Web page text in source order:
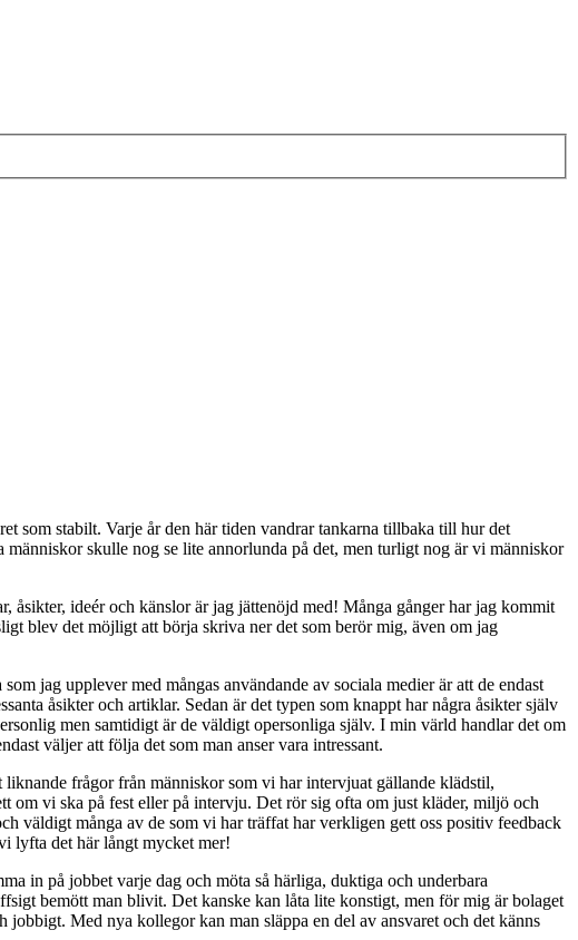
som stabilt. Varje år den här tiden vandrar tankarna tillbaka till hur det
skulle nog se lite annorlunda på det, men turligt nog är vi människor
ideér och känslor är jag jättenöjd med! Många gånger har jag kommit
blev det möjligt att börja skriva ner det som berör mig, även om jag
jag upplever med mångas användande av sociala medier är att de endast
åsikter och artiklar. Sedan är det typen som knappt har några åsikter själv
men samtidigt är de väldigt opersonliga själv. I min värld handlar det om
väljer att följa det som man anser vara intressant.
frågor från människor som vi har intervjuat gällande klädstil,
om vi ska på fest eller på intervju. Det rör sig ofta om just kläder, miljö och
väldigt många av de som vi har träffat har verkligen gett oss positiv feedback
lyfta det här långt mycket mer!
in på jobbet varje dag och möta så härliga, duktiga och underbara
bemött man blivit. Det kanske kan låta lite konstigt, men för mig är bolaget
Med nya kollegor kan man släppa en del av ansvaret och det känns